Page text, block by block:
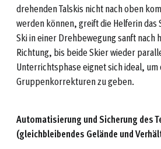
drehenden Talskis nicht nach oben
werden können, greift die Helferin das
Ski in einer Drehbewegung sanft nach
Richtung, bis beide Skier wieder
Unterrichtsphase eignet sich ideal,
Gruppenkorrekturen zu geben.
Automatisierung und Sicherung des
(gleichbleibendes Gelände und